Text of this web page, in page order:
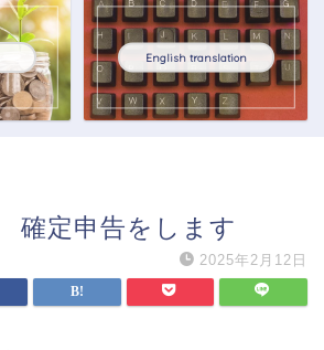
English translation
確定申告をします
2025年2月12日